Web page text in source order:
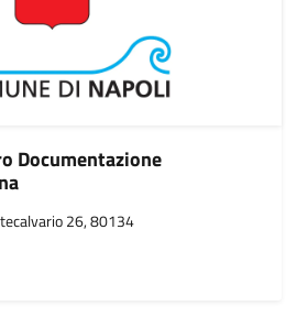
Documentazione
26, 80134